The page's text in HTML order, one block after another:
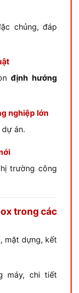
chủng, đáp
định hướng
nghiệp lớn
án.
trường công
trong các
mặt dựng, kết
máy, chi tiết